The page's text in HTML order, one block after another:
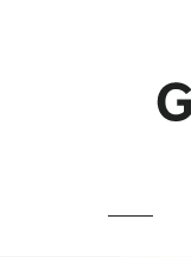
en cette
». Si
12th